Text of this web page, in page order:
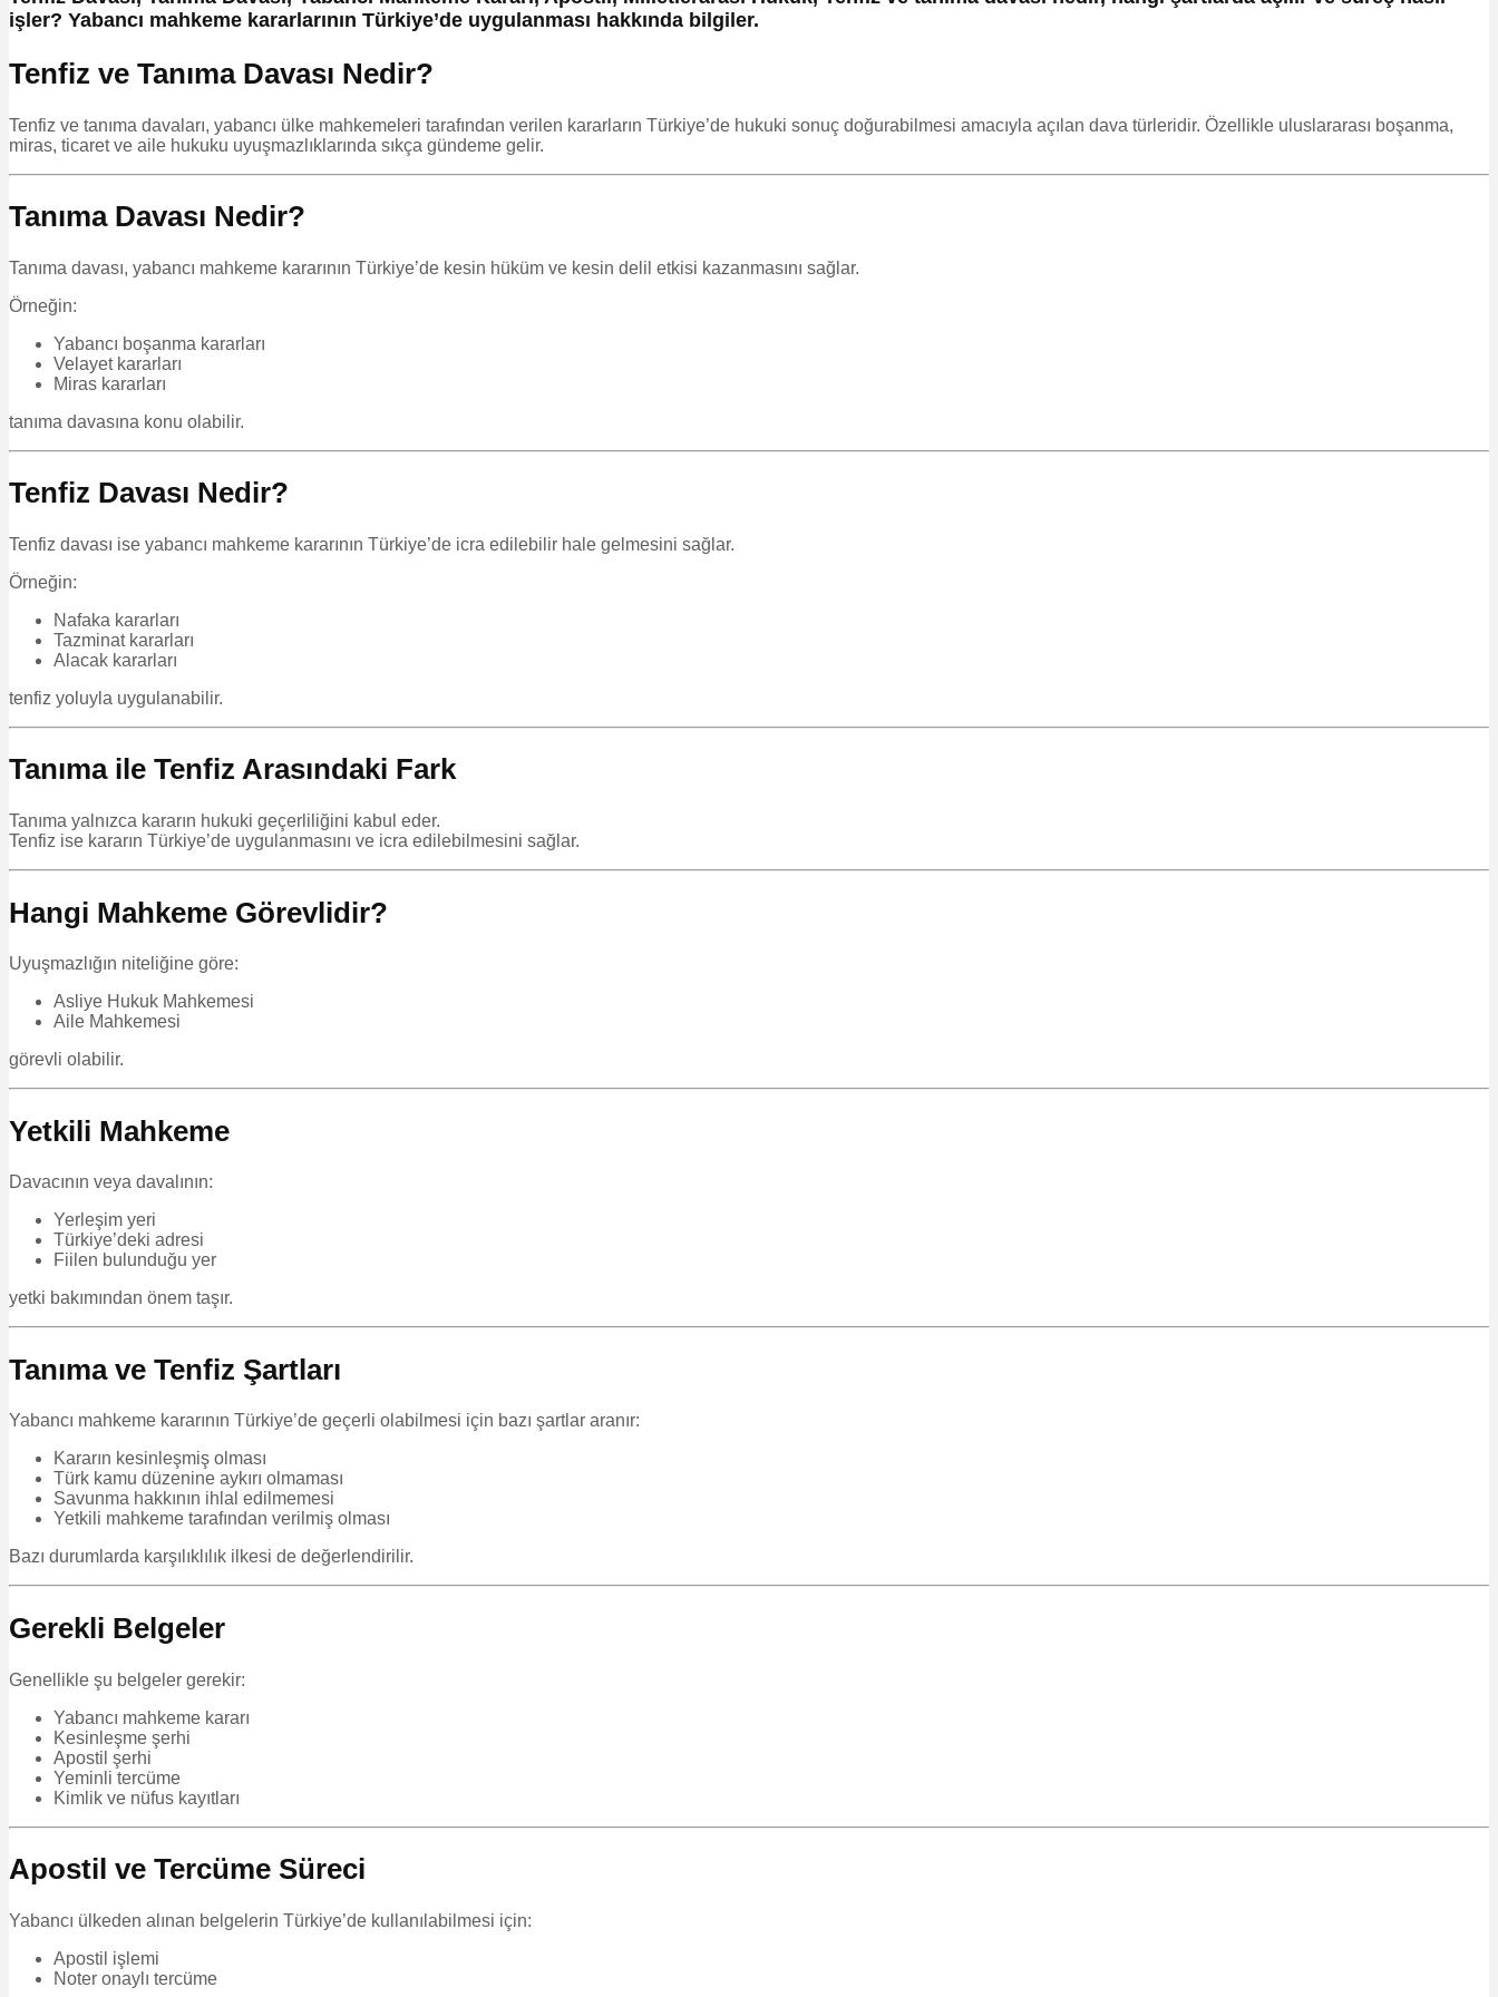
işler? Yabancı mahkeme kararlarının Türkiye’de uygulanması hakkında bilgiler.
Tenfiz ve Tanıma Davası Nedir?
Tenfiz ve tanıma davaları, yabancı ülke mahkemeleri tarafından verilen kararların Türkiye’de hukuki sonuç doğurabilmesi amacıyla açılan dava türleridir. Özellikle uluslararası boşanma,
miras, ticaret ve aile hukuku uyuşmazlıklarında sıkça gündeme gelir.
Tanıma Davası Nedir?
Tanıma davası, yabancı mahkeme kararının Türkiye’de kesin hüküm ve kesin delil etkisi kazanmasını sağlar.
Örneğin:
Yabancı boşanma kararları
Velayet kararları
Miras kararları
tanıma davasına konu olabilir.
Tenfiz Davası Nedir?
Tenfiz davası ise yabancı mahkeme kararının Türkiye’de icra edilebilir hale gelmesini sağlar.
Örneğin:
Nafaka kararları
Tazminat kararları
Alacak kararları
tenfiz yoluyla uygulanabilir.
Tanıma ile Tenfiz Arasındaki Fark
Tanıma yalnızca kararın hukuki geçerliliğini kabul eder.
Tenfiz ise kararın Türkiye’de uygulanmasını ve icra edilebilmesini sağlar.
Hangi Mahkeme Görevlidir?
Uyuşmazlığın niteliğine göre:
Asliye Hukuk Mahkemesi
Aile Mahkemesi
görevli olabilir.
Yetkili Mahkeme
Davacının veya davalının:
Yerleşim yeri
Türkiye’deki adresi
Fiilen bulunduğu yer
yetki bakımından önem taşır.
Tanıma ve Tenfiz Şartları
Yabancı mahkeme kararının Türkiye’de geçerli olabilmesi için bazı şartlar aranır:
Kararın kesinleşmiş olması
Türk kamu düzenine aykırı olmaması
Savunma hakkının ihlal edilmemesi
Yetkili mahkeme tarafından verilmiş olması
Bazı durumlarda karşılıklılık ilkesi de değerlendirilir.
Gerekli Belgeler
Genellikle şu belgeler gerekir:
Yabancı mahkeme kararı
Kesinleşme şerhi
Apostil şerhi
Yeminli tercüme
Kimlik ve nüfus kayıtları
Apostil ve Tercüme Süreci
Yabancı ülkeden alınan belgelerin Türkiye’de kullanılabilmesi için:
Apostil işlemi
Noter onaylı tercüme